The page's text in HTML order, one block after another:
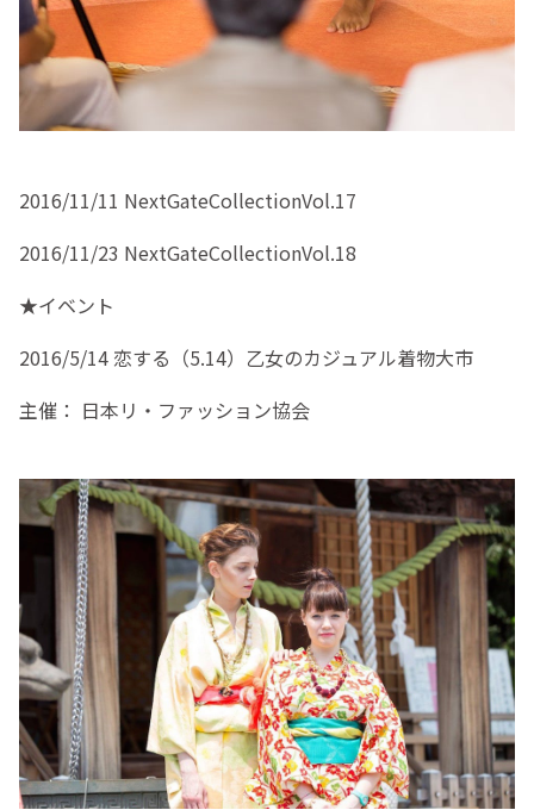
2016/11/11 NextGateCollectionVol.17
2016/11/23 NextGateCollectionVol.18
★イベント
2016/5/14 恋する（5.14）乙女のカジュアル着物大市
主催： 日本リ・ファッション協会